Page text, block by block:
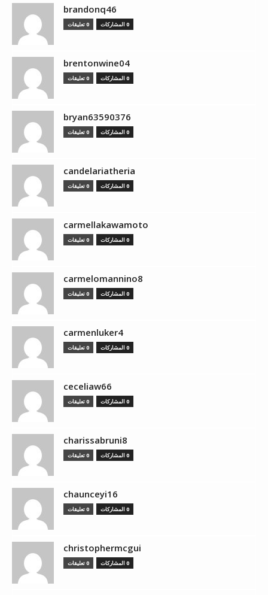
brandonq46
0 المشاركات 0 تعليقات
brentonwine04
0 المشاركات 0 تعليقات
bryan63590376
0 المشاركات 0 تعليقات
candelariatheria
0 المشاركات 0 تعليقات
carmellakawamoto
0 المشاركات 0 تعليقات
carmelomannino8
0 المشاركات 0 تعليقات
carmenluker4
0 المشاركات 0 تعليقات
ceceliaw66
0 المشاركات 0 تعليقات
charissabruni8
0 المشاركات 0 تعليقات
chaunceyi16
0 المشاركات 0 تعليقات
christophermcgui
0 المشاركات 0 تعليقات